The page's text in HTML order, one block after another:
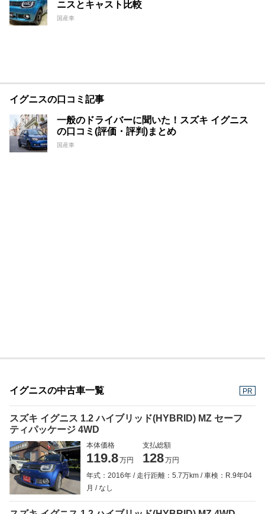
ニスとキャスト比較
国産車
イグニスの口コミ記事
一般のドライバーに聞いた！スズキ イグニス
の口コミ(評価・評判)まとめ
国産車
イグニスの中古車一覧 PR
スズキ イグニス 1.2 ハイブリッド(HYBRID) MZ セーフ
ティパッケージ 4WD
本体価格
119.8万円
支払総額
128万円
年式：2016年
走行距離：5.7万km
車検：R.9年04
月
なし